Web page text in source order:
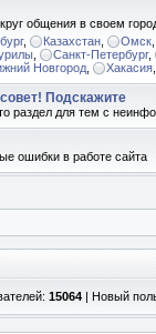
общения в своем
, Казахстан Омск
Санкт-Петербург,
Новгород Хакасия
Подскажите
раздел для тем с
ошибки в работе сайта
15064 | Новый